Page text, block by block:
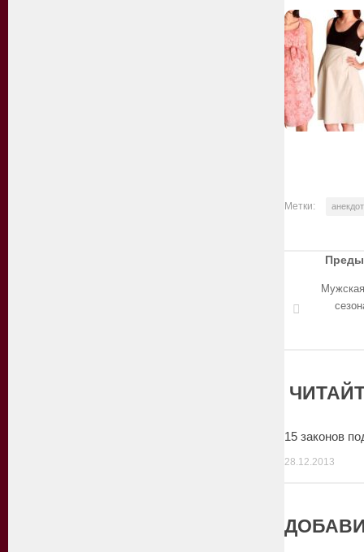
Метки:
15 законов
28.12.2013